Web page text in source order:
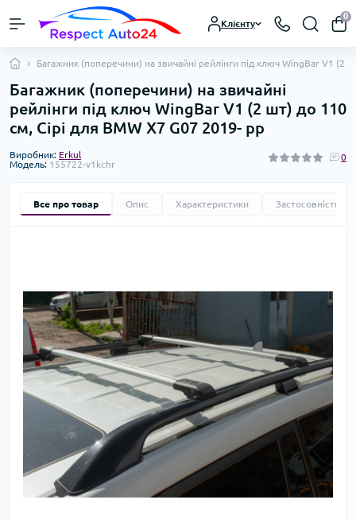
Клієнту
0
Багажник (поперечини) на звичайні рейлінги під ключ WingBar V1 (2
Багажник (поперечини) на звичайні
рейлінги під ключ WingBar V1 (2 шт) до 110
см, Сірі для BMW X7 G07 2019- рр
Виробник: Erkul
Модель: 155722-v1kchr
0
Все про товар Опис Характеристики Застосовність